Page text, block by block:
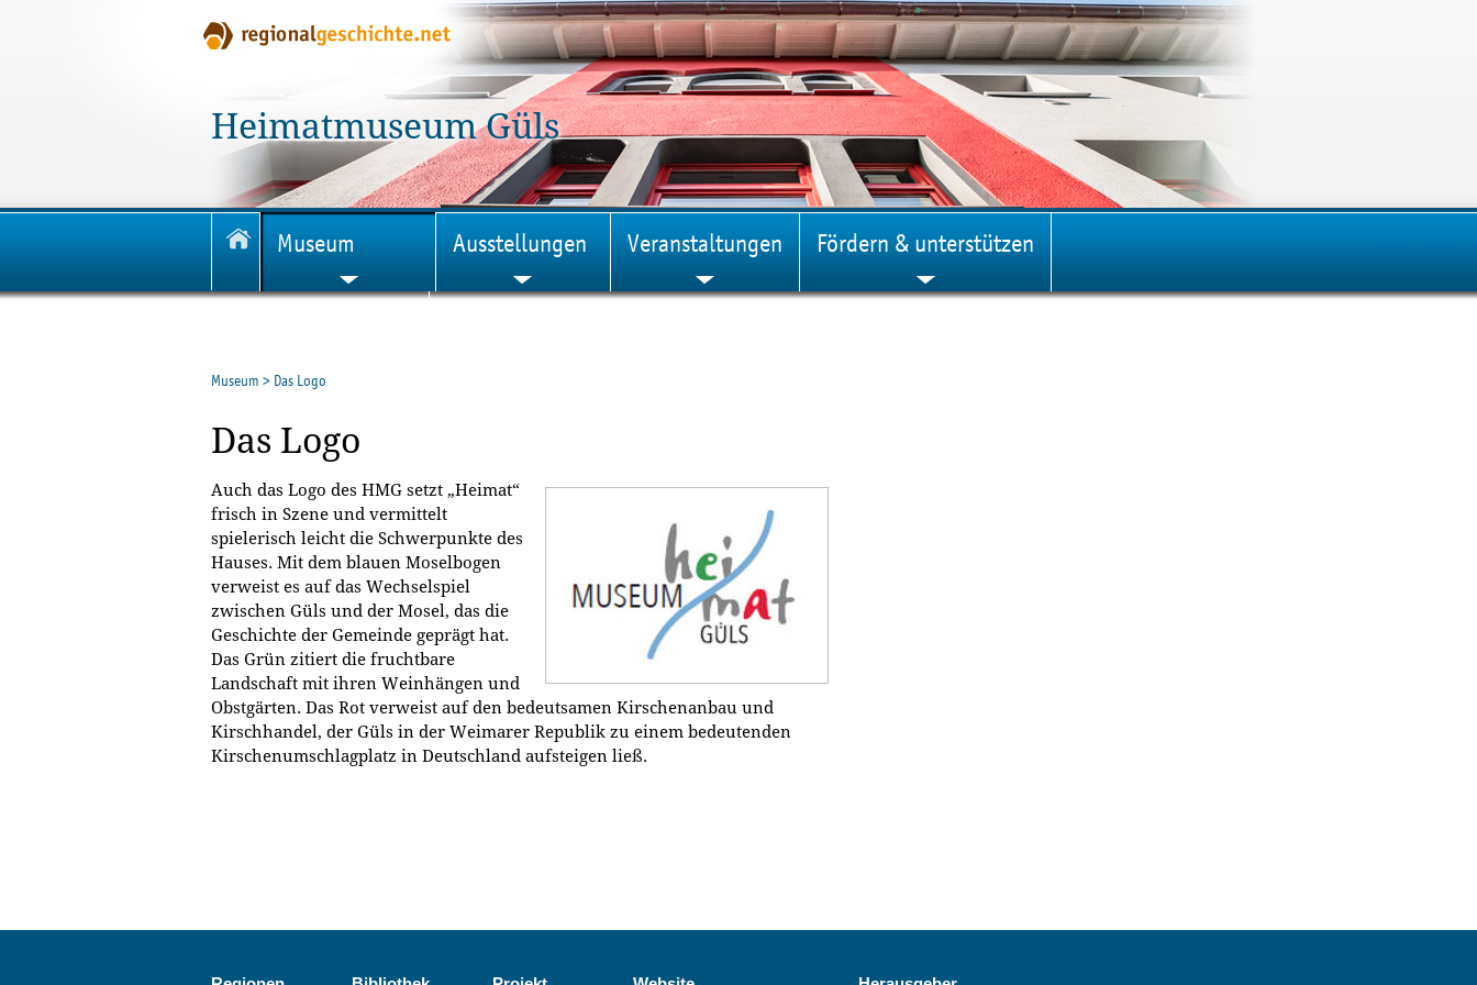
Heimatmuseum Güls
Museum Ausstellungen Veranstaltungen Fördern & unterstützen
Museum > Das Logo
Das Logo
Auch das Logo des HMG setzt „Heimat“
frisch in Szene und vermittelt
spielerisch leicht die Schwerpunkte des
Hauses. Mit dem blauen Moselbogen
verweist es auf das Wechselspiel
zwischen Güls und der Mosel, das die
Geschichte der Gemeinde geprägt hat.
Das Grün zitiert die fruchtbare
Landschaft mit ihren Weinhängen und
Obstgärten. Das Rot verweist auf den bedeutsamen Kirschenanbau und
Kirschhandel, der Güls in der Weimarer Republik zu einem bedeutenden
Kirschenumschlagplatz in Deutschland aufsteigen ließ.